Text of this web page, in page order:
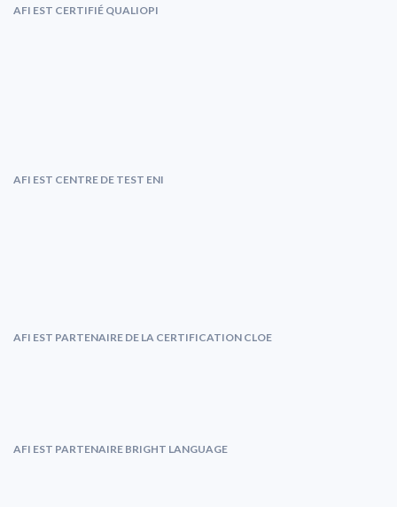
AFI EST CERTIFIÉ QUALIOPI
AFI EST CENTRE DE TEST ENI
AFI EST PARTENAIRE DE LA CERTIFICATION CLOE
AFI EST PARTENAIRE BRIGHT LANGUAGE